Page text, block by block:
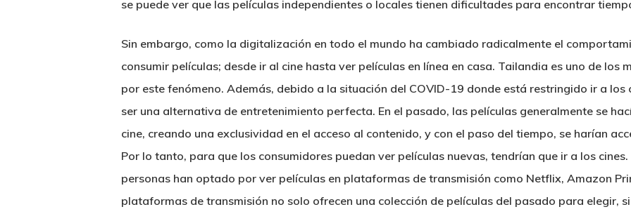
se puede ver que las películas independientes o locales tienen dificultades para encontrar
Sin embargo, como la digitalización en todo el mundo ha cambiado radicalmente el
consumir películas; desde ir al cine hasta ver películas en línea en casa. Tailandia es uno de los
por este fenómeno. Además, debido a la situación del COVID-19 donde está restringido ir a los
ser una alternativa de entretenimiento perfecta. En el pasado, las películas generalmente se
cine, creando una exclusividad en el acceso al contenido, y con el paso del tiempo, se harían
Por lo tanto, para que los consumidores puedan ver películas nuevas, tendrían que ir a los
personas han optado por ver películas en plataformas de transmisión como Netflix, Amazon
plataformas de transmisión no solo ofrecen una colección de películas del pasado para elegir,